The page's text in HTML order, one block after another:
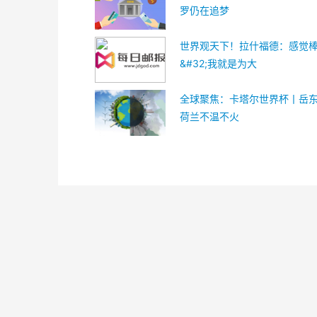
罗仍在追梦
世界观天下！拉什福德：感觉
&#32;我就是为大
全球聚焦：卡塔尔世界杯丨岳
荷兰不温不火